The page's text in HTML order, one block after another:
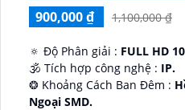
900,000 ₫
1,100,000 ₫
🔅 Độ Phân giải : FULL HD
🕉️ Tích hợp công nghệ : IP.
❂ Khoảng Cách Ban Đêm :
Ngoại SMD.